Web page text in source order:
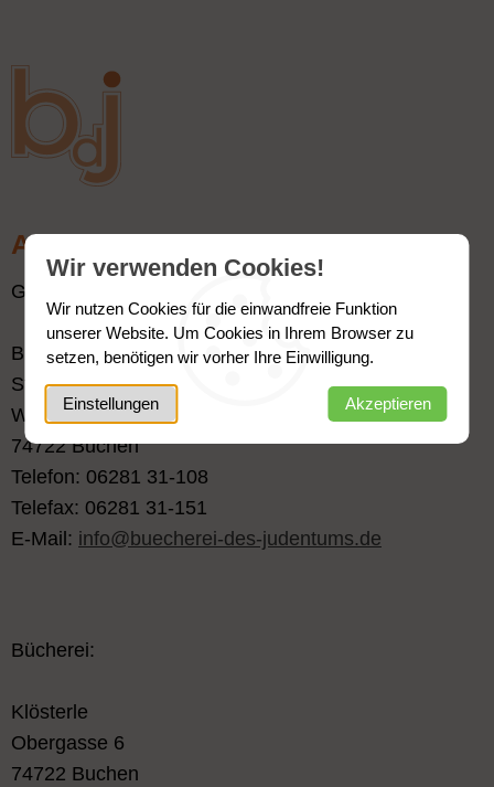
Wir verwenden Cookies!
Wir nutzen Cookies für die einwandfreie Funktion
unserer Website. Um Cookies in Ihrem Browser zu
setzen, benötigen wir vorher Ihre Einwilligung.
Einstellungen Akzeptieren
Adresse
Geschäftstelle:
Bücherei des Judentums
Stiftung des öffentlichen Rechts
Wimpinaplatz 3
74722 Buchen
Telefon: 06281 31-108
Telefax: 06281 31-151
E-Mail: info@buecherei-des-judentums.de
Bücherei:
Klösterle
Obergasse 6
74722 Buchen